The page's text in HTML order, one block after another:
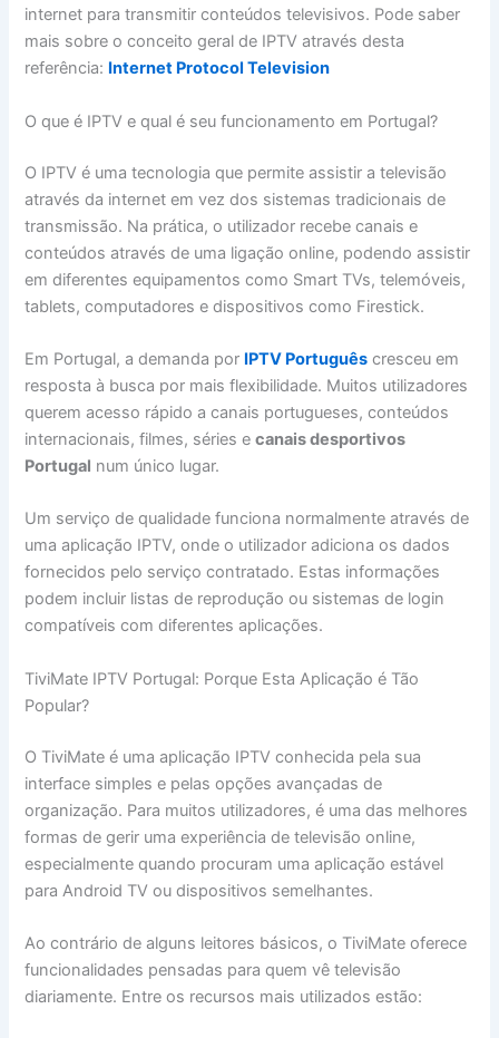
internet para transmitir conteúdos televisivos. Pode saber
mais sobre o conceito geral de IPTV através desta
referência: Internet Protocol Television
O que é IPTV e qual é seu funcionamento em Portugal?
O IPTV é uma tecnologia que permite assistir a televisão
através da internet em vez dos sistemas tradicionais de
transmissão. Na prática, o utilizador recebe canais e
conteúdos através de uma ligação online, podendo assistir
em diferentes equipamentos como Smart TVs, telemóveis,
tablets, computadores e dispositivos como Firestick.
Em Portugal, a demanda por IPTV Português cresceu em
resposta à busca por mais flexibilidade. Muitos utilizadores
querem acesso rápido a canais portugueses, conteúdos
internacionais, filmes, séries ecanais desportivos
Portugal num único lugar.
Um serviço de qualidade funciona normalmente através de
uma aplicação IPTV, onde o utilizador adiciona os dados
fornecidos pelo serviço contratado. Estas informações
podem incluir listas de reprodução ou sistemas de login
compatíveis com diferentes aplicações.
TiviMate IPTV Portugal: Porque Esta Aplicação é Tão
Popular?
O TiviMate é uma aplicação IPTV conhecida pela sua
interface simples e pelas opções avançadas de
organização. Para muitos utilizadores, é uma das melhores
formas de gerir uma experiência de televisão online,
especialmente quando procuram uma aplicação estável
para Android TV ou dispositivos semelhantes.
Ao contrário de alguns leitores básicos, o TiviMate oferece
funcionalidades pensadas para quem vê televisão
diariamente. Entre os recursos mais utilizados estão: